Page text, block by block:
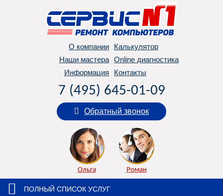
О компании
Калькулятор
Наши мастера Online диагностика
Информация
Контакты
7 (495) 645-01-09
Обратный звонок
Ольга Роман
ПОЛНЫЙ СПИСОК УСЛУГ